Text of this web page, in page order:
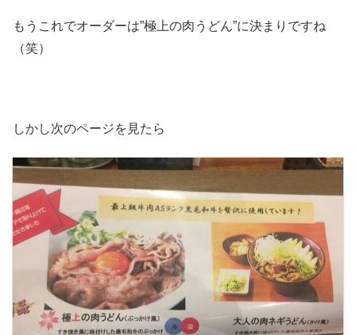
もうこれでオーダーは”極上の肉うどん”に決まりですね
（笑）
しかし次のページを見たら